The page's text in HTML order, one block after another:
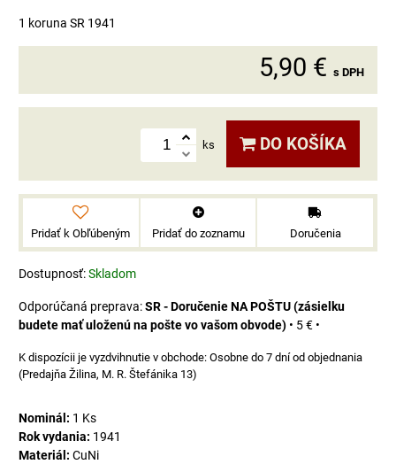
1 koruna SR 1941
5,90 € s DPH
ks DO KOŠÍKA
Pridať k Obľúbeným Pridať do zoznamu Doručenia
Dostupnosť:Skladom
SR - Doručenie NA POŠTU (zásielku
budete mať uloženú na pošte vo vašom obvode) • 5 € •
Osobne do 7 dní od objednania
(Predajňa Žilina, M. R. Štefánika 13)
Nominál: 1 Ks
Rok vydania: 1941
Materiál: CuNi